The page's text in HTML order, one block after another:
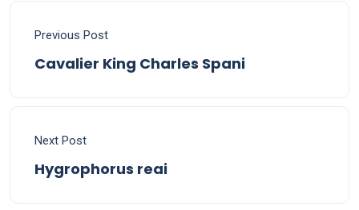
Previous Post
Cavalier King Charles Spani
Next Post
Hygrophorus reai